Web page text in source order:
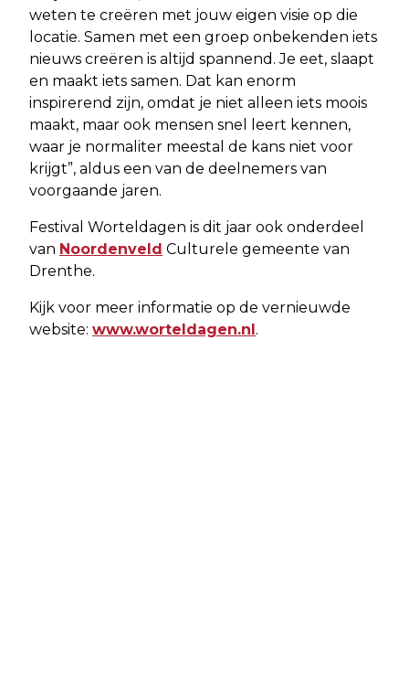
weten te creëren met jouw eigen visie op die
locatie. Samen met een groep onbekenden iets
nieuws creëren is altijd spannend. Je eet, slaapt
en maakt iets samen. Dat kan enorm
inspirerend zijn, omdat je niet alleen iets moois
maakt, maar ook mensen snel leert kennen,
waar je normaliter meestal de kans niet voor
krijgt”, aldus een van de deelnemers van
voorgaande jaren.
Festival Worteldagen is dit jaar ook onderdeel
van Noordenveld Culturele gemeente van
Drenthe.
Kijk voor meer informatie op de vernieuwde
website: www.worteldagen.nl.